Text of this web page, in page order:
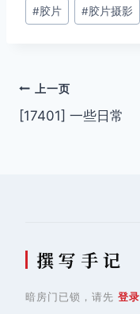
标
#胶片 #胶片摄影
文
章
上一页
[17401] 一些日常
撰 写 手 记
暗房门已锁，请先 登录